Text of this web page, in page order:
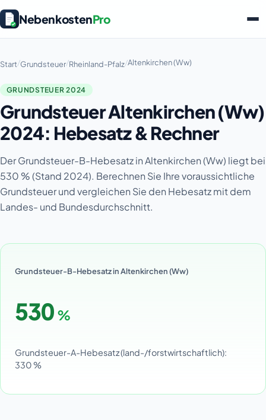
NebenkostenPro
Start/Grundsteuer/Rheinland-Pfalz/Altenkirchen (Ww)
GRUNDSTEUER 2024
Grundsteuer Altenkirchen (Ww)
2024: Hebesatz & Rechner
Der Grundsteuer-B-Hebesatz in Altenkirchen (Ww) liegt bei
530 % (Stand 2024). Berechnen Sie Ihre voraussichtliche
Grundsteuer und vergleichen Sie den Hebesatz mit dem
Landes- und Bundesdurchschnitt.
Grundsteuer-B-Hebesatz in Altenkirchen (Ww)
530 %
Grundsteuer-A-Hebesatz (land-/forstwirtschaftlich):
330 %